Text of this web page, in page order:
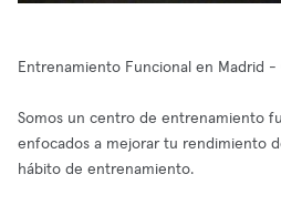
Entrenamiento Funcional en Madrid
Somos un centro de entrenamiento
enfocados a mejorar tu rendimiento
hábito de entrenamiento.